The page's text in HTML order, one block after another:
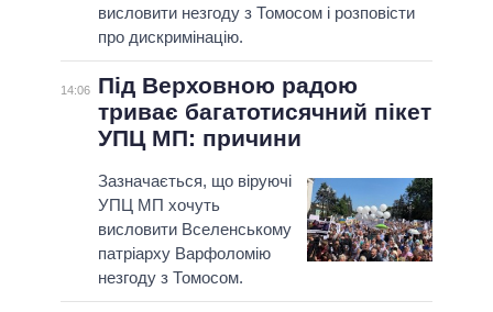
висловити незгоду з Томосом і розповісти
про дискримінацію.
14:06
Під Верховною радою
триває багатотисячний пікет
УПЦ МП: причини
Зазначається, що віруючі
УПЦ МП хочуть
висловити Вселенському
патріарху Варфоломію
незгоду з Томосом.